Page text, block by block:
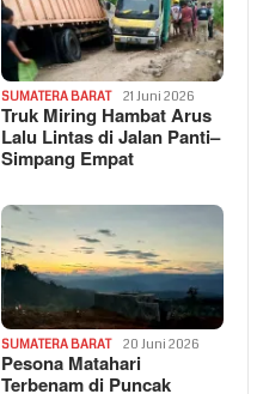
SUMATERA BARAT 21 Juni 2026
Truk Miring Hambat Arus
Lalu Lintas di Jalan Panti–
Simpang Empat
SUMATERA BARAT 20 Juni 2026
Pesona Matahari
Terbenam di Puncak